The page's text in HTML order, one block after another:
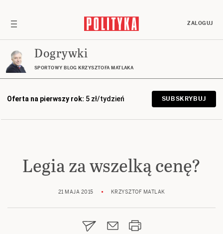
ZALOGUJ
Dogrywki
SPORTOWY BLOG KRZYSZTOFA MATLAKA
Oferta na pierwszy rok: 5 zł/tydzień SUBSKRYBUJ
Legia za wszelką cenę?
21 MAJA 2015 KRZYSZTOF MATLAK